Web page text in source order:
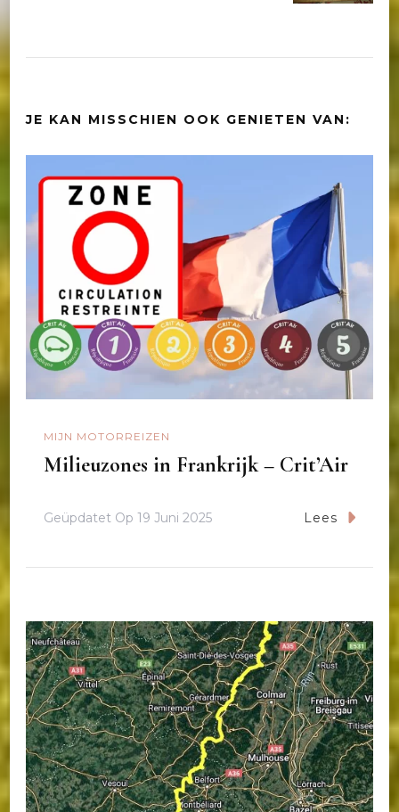
JE KAN MISSCHIEN OOK GENIETEN VAN:
MIJN MOTORREIZEN
Milieuzones in Frankrijk – Crit’Air
Geüpdatet Op 19 Juni 2025 Lees